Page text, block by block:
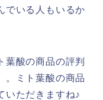
でいる人もいるか
葉酸の商品の評判
。ミト葉酸の商品
いただきますね♪